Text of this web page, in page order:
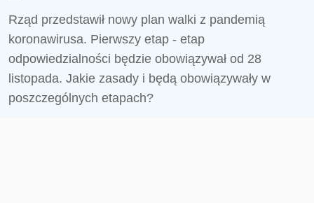
Rząd przedstawił nowy plan walki z pandemią
koronawirusa. Pierwszy etap - etap
odpowiedzialności będzie obowiązywał od 28
listopada. Jakie zasady i będą obowiązywały w
poszczególnych etapach?